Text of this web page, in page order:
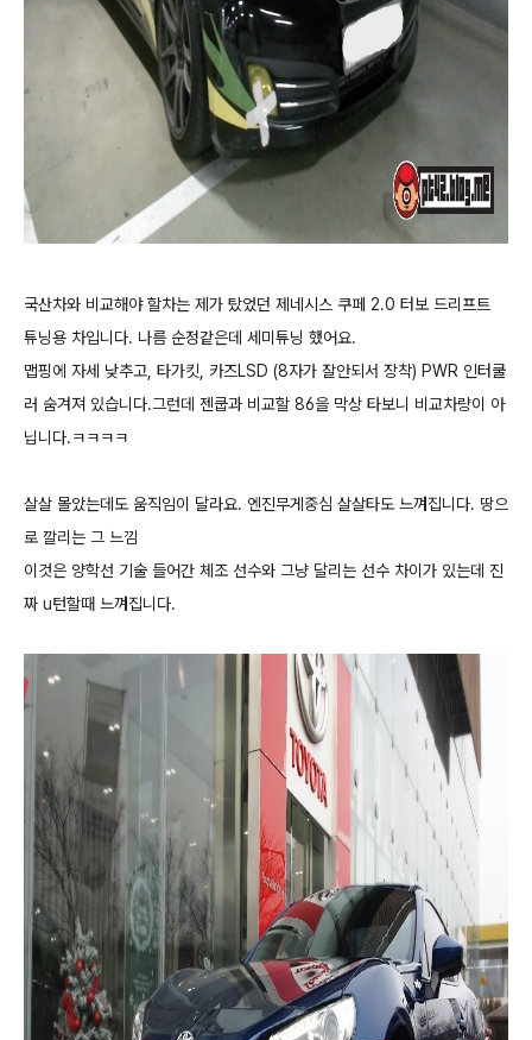
국산차와 비교해야 할차는 제가 탔었던 제네시스 쿠페 2.0 터보 드리프트
튜닝용 차입니다. 나름 순정같은데 세미튜닝 했어요.
맵핑에 자세 낮추고, 타가킷, 카즈LSD (8자가 잘안되서 장착) PWR 인터쿨
러 숨겨져 있습니다.그런데 젠쿱과 비교할 86을 막상 타보니 비교차량이 아
닙니다.ㅋㅋㅋㅋ
살살 몰았는데도 움직임이 달라요. 엔진무게중심 살살타도 느껴집니다. 땅으
로 깔리는 그 느낌
이것은 양학선 기술 들어간 체조 선수와 그냥 달리는 선수 차이가 있는데 진
짜 u턴할때 느껴집니다.